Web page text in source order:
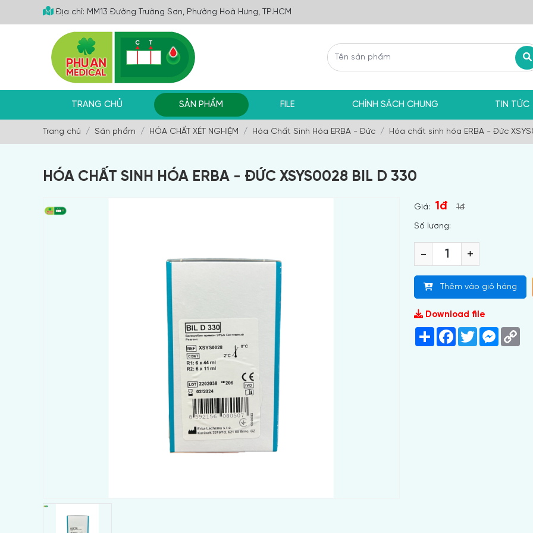
Địa chỉ: MM13 Đường Trường Sơn, Phường Hoà Hưng, TP.HCM
TRANG CHỦ SẢN PHẨM FILE CHÍNH SÁCH CHUNG TIN TỨC
Trang chủ Sản phẩm HÓA CHẤT XÉT NGHIỆM Hóa Chất Sinh Hóa ERBA - Đức Hóa chất sinh hóa ERBA - Đức
HÓA CHẤT SINH HÓA ERBA - ĐỨC XSYS0028 BIL D 330
Giá: 1đ 1đ
Số lương:
- +
Thêm vào giỏ hàng
Download file
Share Facebook
Twitter